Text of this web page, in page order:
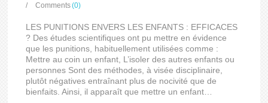
/
Comments(0)
LES PUNITIONS ENVERS LES ENFANTS : EFFICACES
? Des études scientifiques ont pu mettre en évidence
que les punitions, habituellement utilisées comme :
Mettre au coin un enfant, L’isoler des autres enfants ou
personnes Sont des méthodes, à visée disciplinaire,
plutôt négatives entraînant plus de nocivité que de
bienfaits. Ainsi, il apparaît que mettre un enfant…